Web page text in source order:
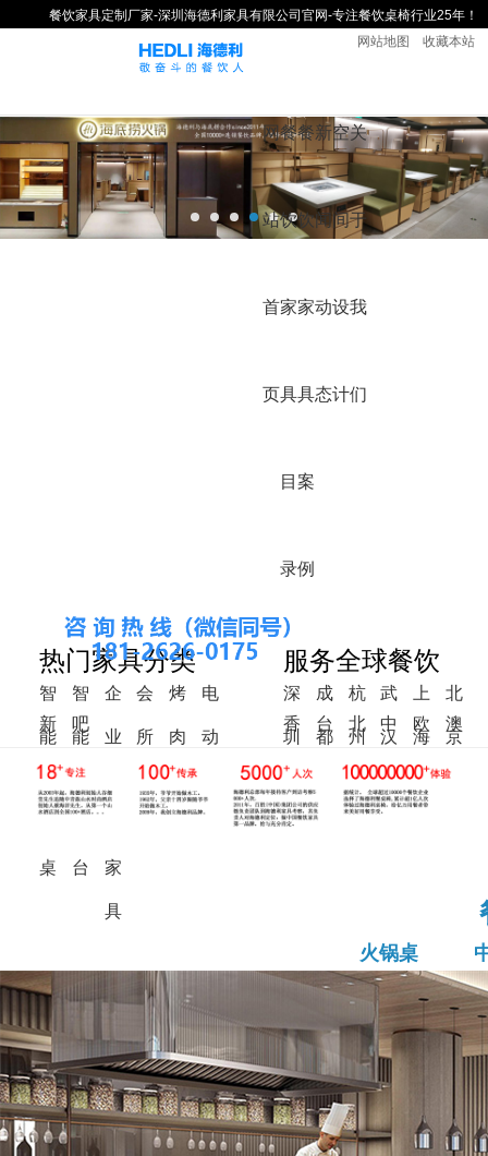
餐饮家具定制厂家-深圳海德利家具有限公司官网-专注餐饮桌椅行业25年！
收藏本站
网站地图
网
站
首
页
餐
饮
家
具
目
录
餐
饮
家
具
案
例
新
闻
动
态
空
间
设
计
关
于
我
们
热门家具分类
智
能
火
桌
智
能
调
台
企
业
家
具
会
所
家
烤
肉
桌
电
动
新
中
式
吧
椅
服务全球餐饮
深
圳
成
都
杭
州
武
汉
上
海
北
京
香
港
台 北
美
中
东
欧
洲
澳
洲
火锅桌